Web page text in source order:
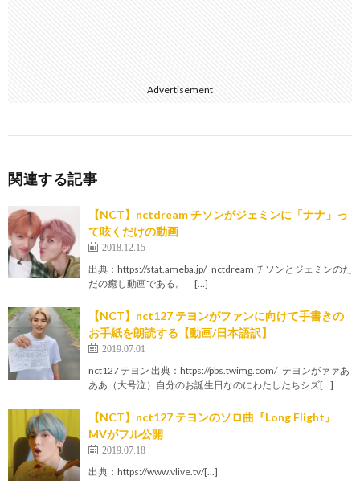
Advertisement
関連する記事
【NCT】nctdream チソンがジェミンに「ナナ」っ
て呟くだけの動画
2018.12.15
出典：https://stat.ameba.jp/ nctdream チソンとジェミンのた
だの癒し動画である。 […]
【NCT】nct127 テヨンがファンに向けて手書きの
お手紙を朗読する【動画/日本語訳】
2019.07.01
nct127 テヨン 出典：https://pbs.twimg.com/ テヨンがァァあ
ああ（大号泣）自分のお誕生日なのにわたしたちシズ[…]
【NCT】nct127 テヨンのソロ曲『Long Flight』
MVがフル公開
2019.07.18
出典：https://www.vlive.tv/[…]